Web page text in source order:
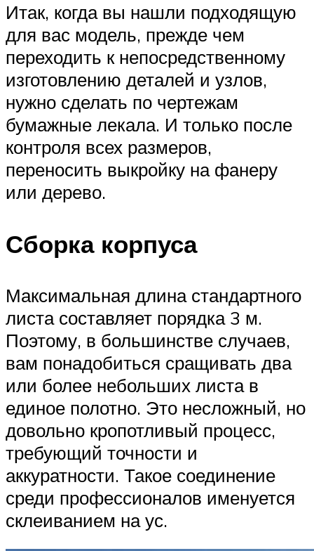
Итак, когда вы нашли подходящую
для вас модель, прежде чем
переходить к непосредственному
изготовлению деталей и узлов,
нужно сделать по чертежам
бумажные лекала. И только после
контроля всех размеров,
переносить выкройку на фанеру
или дерево.
Сборка корпуса
Максимальная длина стандартного
листа составляет порядка 3 м.
Поэтому, в большинстве случаев,
вам понадобиться сращивать два
или более небольших листа в
единое полотно. Это несложный, но
довольно кропотливый процесс,
требующий точности и
аккуратности. Такое соединение
среди профессионалов именуется
склеиванием на ус.